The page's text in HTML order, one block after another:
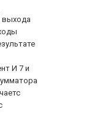
выхода
И 7 и